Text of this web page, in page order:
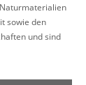
sowie den
und sind